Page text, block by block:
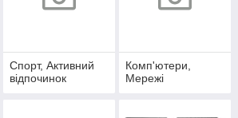
Спорт, Активний
відпочинок
Комп'ютери,
Мережі